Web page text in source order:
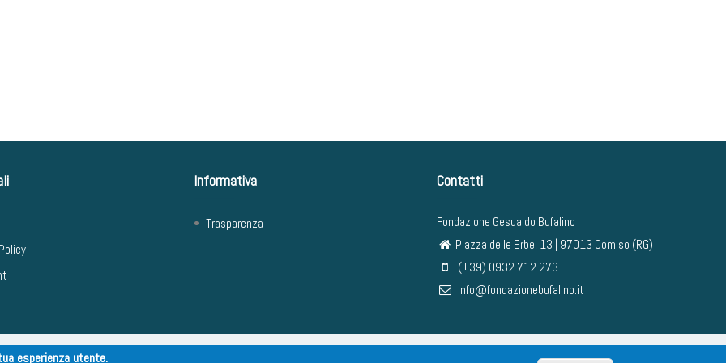
Informativa
Trasparenza
Contatti
Fondazione Gesualdo Bufalino
Piazza delle Erbe, 13 | 97013 Comiso (RG)
(+39) 0932 712 273
info@fondazionebufalino.it
esperienza utente.